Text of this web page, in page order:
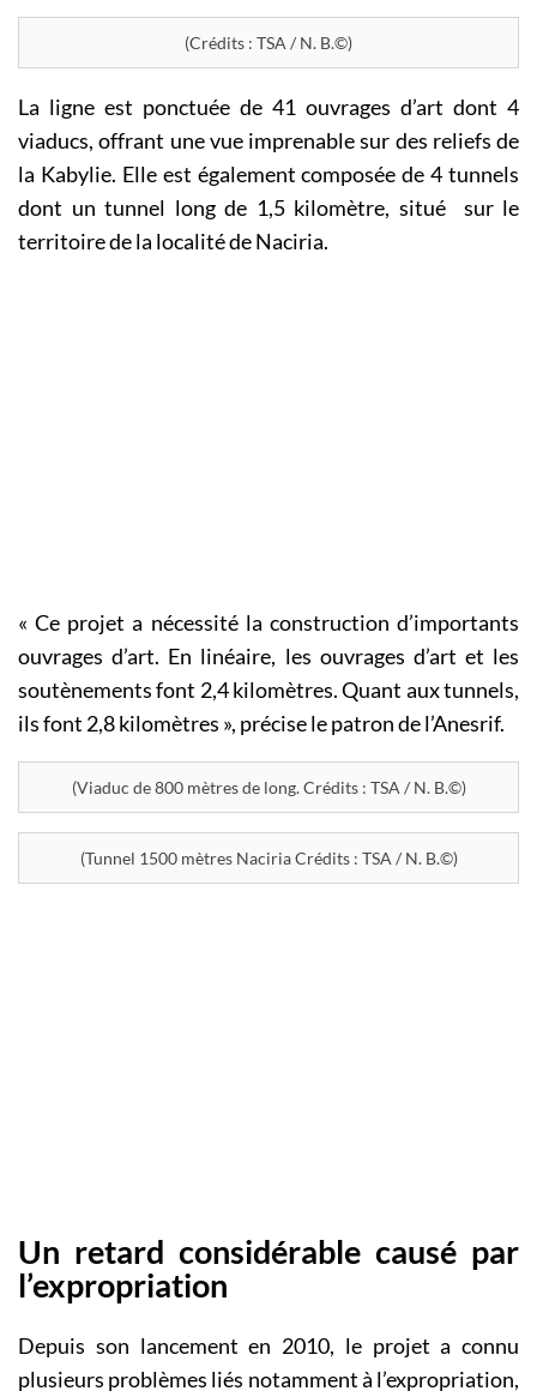
(Crédits : TSA / N. B.©)
La ligne est ponctuée de 41 ouvrages d’art dont 4
viaducs, offrant une vue imprenable sur des reliefs de
la Kabylie. Elle est également composée de 4 tunnels
dont un tunnel long de 1,5 kilomètre, situé sur le
territoire de la localité de Naciria.
« Ce projet a nécessité la construction d’importants
ouvrages d’art. En linéaire, les ouvrages d’art et les
soutènements font 2,4 kilomètres. Quant aux tunnels,
ils font 2,8 kilomètres », précise le patron de l’Anesrif.
(Viaduc de 800 mètres de long. Crédits : TSA / N. B.©)
(Tunnel 1500 mètres Naciria Crédits : TSA / N. B.©)
Un retard considérable causé par
l’expropriation
Depuis son lancement en 2010, le projet a connu
plusieurs problèmes liés notamment à l’expropriation,